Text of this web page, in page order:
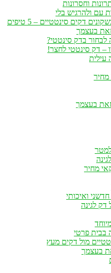
וחסרונות
עם ולהרגיש בלי
דקים סינטטיים – 5 טיפים
בעצמך
בדק סינטטי?
– דק סינטטי לחצר!
עילית
מחיר
בעצמך
מחיר
ואיכותי
דק לגינה
בבית פרטי
מול דקים מעץ
בעצמך